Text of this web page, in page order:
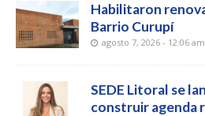
Habilitaron
Barrio Curupí
agosto 7, 2026 - 12:06 am
SEDE Litoral se
construir agenda